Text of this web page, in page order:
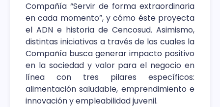
Compañía “Servir de forma extraordinaria
en cada momento”, y cómo éste proyecta
el ADN e historia de Cencosud. Asimismo,
distintas iniciativas a través de las cuales la
Compañía busca generar impacto positivo
en la sociedad y valor para el negocio en
línea con tres pilares específicos:
alimentación saludable, emprendimiento e
innovación y empleabilidad juvenil.